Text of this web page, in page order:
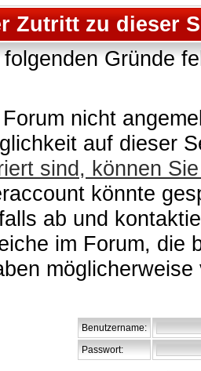
Zutritt zu dieser
Gründe
nicht
auf dieser
sind, können
könnte
ab und
im Forum, die
Benutzername:
Passwort: